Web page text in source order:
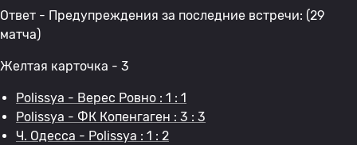
Ответ - Предупреждения за последние встречи: (29
матча)
Желтая карточка - 3
Polissya - Верес Ровно : 1 : 1
Polissya - ФК Копенгаген : 3 : 3
Ч. Одесса - Polissya : 1 : 2